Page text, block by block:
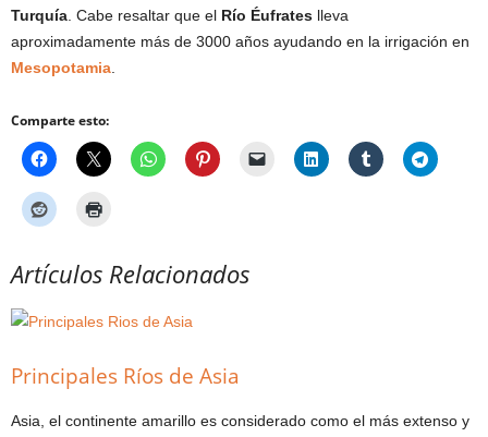
Turquía. Cabe resaltar que el Río Éufrates lleva
aproximadamente más de 3000 años ayudando en la irrigación en
Mesopotamia.
Comparte esto:
Artículos Relacionados
Principales Ríos de Asia
Asia, el continente amarillo es considerado como el más extenso y